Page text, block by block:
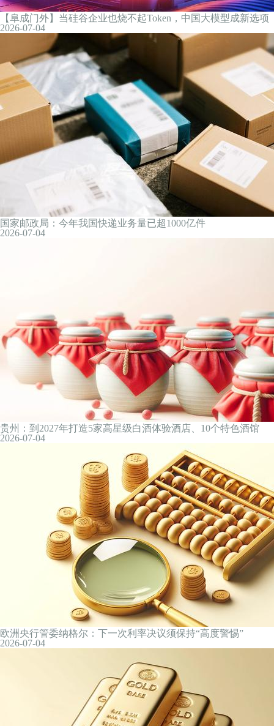
经纬早班车｜“欧佩克+”同意八月起上调石油生产配额；A股交
实施；存储巨头拟提价20%
2026-07-06
最新公告
V观财报｜益盛药业生脉注射液及
补金片被暂停生产销售
利好来了！多家A股公司，业绩大增
768万趋同交易仅赚7.5万，公募老将“微利老鼠仓”被罚34万